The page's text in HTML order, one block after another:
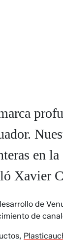
en
Xavier
de
de